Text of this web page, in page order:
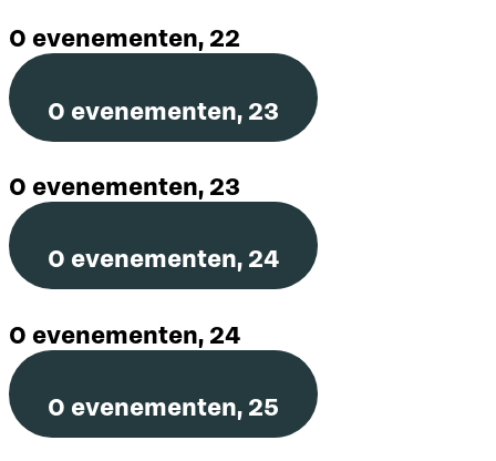
0 evenementen, 22
0 evenementen, 23
0 evenementen, 23
0 evenementen, 24
0 evenementen, 24
0 evenementen, 25